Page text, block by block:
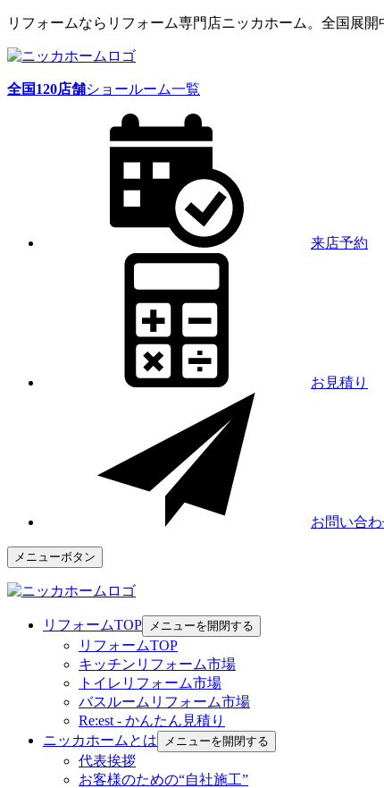
リフォームならリフォーム専門店ニッカホーム。全国展開
全国120店舗ショールーム一覧
来店予約
お見積り
お問い合
メニューボタン
リフォームTOP メニューを開閉する
リフォームTOP
キッチンリフォーム市場
トイレリフォーム市場
バスルームリフォーム市場
Re:est - かんたん見積り
ニッカホームとは
メニューを開閉する
代表挨拶
お客様のための“自社施工”